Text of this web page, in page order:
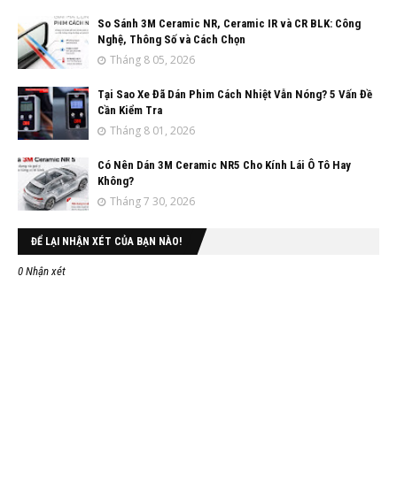
So Sánh 3M Ceramic NR, Ceramic IR và CR BLK: Công
Nghệ, Thông Số và Cách Chọn
Tháng 8 05, 2026
Tại Sao Xe Đã Dán Phim Cách Nhiệt Vẫn Nóng? 5 Vấn Đề
Cần Kiểm Tra
Tháng 8 01, 2026
Có Nên Dán 3M Ceramic NR5 Cho Kính Lái Ô Tô Hay
Không?
Tháng 7 30, 2026
ĐỂ LẠI NHẬN XÉT CỦA BẠN NÀO!
0 Nhận xét